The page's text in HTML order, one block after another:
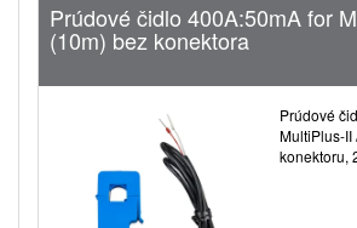
Prúdové čidlo 400A:50mA for
(10m) bez konektora
Prúdové
MultiPlus-II
konektoru,